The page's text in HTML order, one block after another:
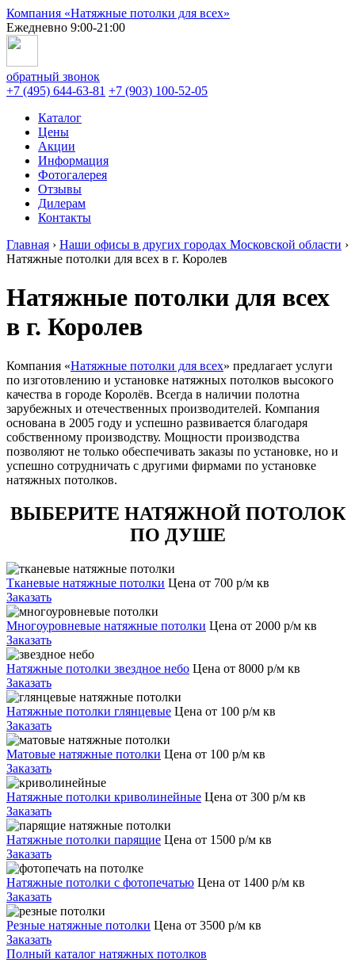
Компания «Натяжные потолки для всех»
Ежедневно 9:00-21:00
обратный звонок
+7 (495) 644-63-81 +7 (903) 100-52-05
Каталог
Цены
Акции
Информация
Фотогалерея
Отзывы
Дилерам
Контакты
Главная › Наши офисы в других городах Московской области ›
Натяжные потолки для всех в г. Королев
Натяжные потолки для всех
в г. Королев
Компания «Натяжные потолки для всех» предлагает услуги
по изготовлению и установке натяжных потолков высокого
качества в городе Королёв. Всегда в наличии полотна
зарубежных и отечественных производителей. Компания
основана в 2005 году и успешно развивается благодаря
собственному производству. Мощности производства
позволяют не только обеспечивать заказы по установке, но и
успешно сотрудничать с другими фирмами по установке
натяжных потолков.
ВЫБЕРИТЕ НАТЯЖНОЙ ПОТОЛОК
ПО ДУШЕ
Тканевые натяжные потолки Цена от 700 р/м кв
Заказать
Многоуровневые натяжные потолки Цена от 2000 р/м кв
Заказать
Натяжные потолки звездное небо Цена от 8000 р/м кв
Заказать
Натяжные потолки глянцевые Цена от 100 р/м кв
Заказать
Матовые натяжные потолки Цена от 100 р/м кв
Заказать
Натяжные потолки криволинейные Цена от 300 р/м кв
Заказать
Натяжные потолки парящие Цена от 1500 р/м кв
Заказать
Натяжные потолки с фотопечатью Цена от 1400 р/м кв
Заказать
Резные натяжные потолки Цена от 3500 р/м кв
Заказать
Полный каталог натяжных потолков